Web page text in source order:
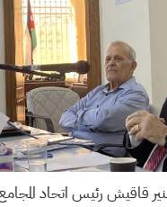
قاقيش رئيس اتحاد المجامع